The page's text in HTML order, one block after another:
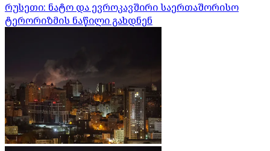
რუსეთი: ნატო და ევროკავშირი საერთაშორისო
ტერორიზმის ნაწილი გახდნენ